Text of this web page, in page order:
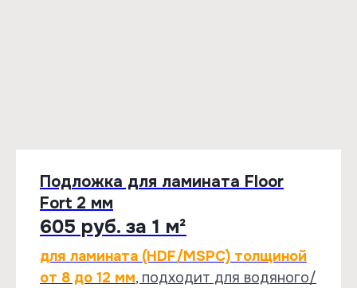
Подложка для ламината Floor
Fort 2 мм
605 руб. за 1 м²
для ламината (HDF/MSPC) толщиной
от 8 до 12 мм, подходит для водяного/